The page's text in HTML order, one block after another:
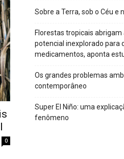
0
Sobre a Terra, sob o Céu e
Florestas tropicais
potencial inexplorado para
medicamentos, aponta
Os grandes problemas
contemporâneo
Super El Niño: uma
fenômeno